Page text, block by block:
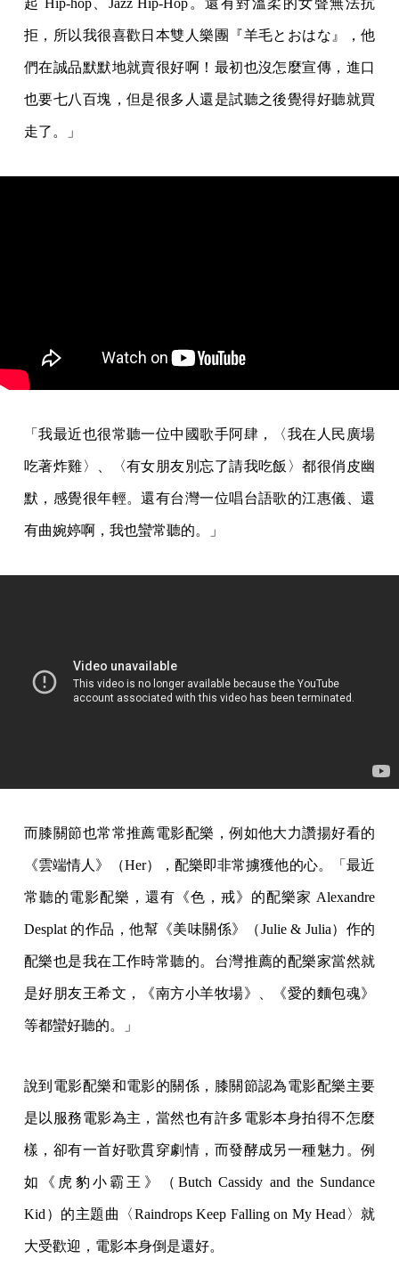
起 Hip-hop、Jazz Hip-Hop。還有對溫柔的女聲無法抗
拒，所以我很喜歡日本雙人樂團『羊毛とおはな』，他
們在誠品默默地就賣很好啊！最初也沒怎麼宣傳，進口
也要七八百塊，但是很多人還是試聽之後覺得好聽就買
走了。」
「我最近也很常聽一位中國歌手阿肆，〈我在人民廣場
吃著炸雞〉、〈有女朋友別忘了請我吃飯〉都很俏皮幽
默，感覺很年輕。還有台灣一位唱台語歌的江惠儀、還
有曲婉婷啊，我也蠻常聽的。」
而膝關節也常常推薦電影配樂，例如他大力讚揚好看的
《雲端情人》（Her），配樂即非常擄獲他的心。「最近
常聽的電影配樂，還有《色，戒》的配樂家 Alexandre
Desplat 的作品，他幫《美味關係》（Julie & Julia）作的
配樂也是我在工作時常聽的。台灣推薦的配樂家當然就
是好朋友王希文，《南方小羊牧場》、《愛的麵包魂》
等都蠻好聽的。」
說到電影配樂和電影的關係，膝關節認為電影配樂主要
是以服務電影為主，當然也有許多電影本身拍得不怎麼
樣，卻有一首好歌貫穿劇情，而發酵成另一種魅力。例
如《虎豹小霸王》（Butch Cassidy and the Sundance
Kid）的主題曲〈Raindrops Keep Falling on My Head〉就
大受歡迎，電影本身倒是還好。